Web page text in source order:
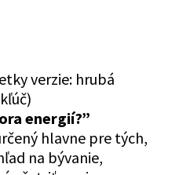
verzie: hrubá
energií?”
hlavne pre tých,
na bývanie,